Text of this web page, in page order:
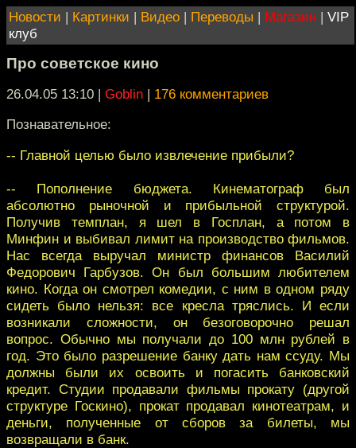
Новости | Картинки | Видео | Переводы | Магазин | VIP
клуб
Про советское кино
26.04.05 13:10 | Goblin | 176 комментариев
Познавательное:
-- Главной целью было извлечение прибыли?
-- Пополнение бюджета. Кинематограф был
абсолютно рыночной и прибыльной структурой.
Получив темплан, я шел в Госплан, а потом в
Минфин и выбивал лимит на производство фильмов.
Hас всегда выручал министр финансов Василий
Федорович Гарбузов. Он был большим любителем
кино. Когда он смотрел комедии, с ним в одном ряду
сидеть было нельзя: все кресла тряслись. И если
возникали сложности, он безоговорочно решал
вопрос. Обычно мы получали до 100 млн рублей в
год. Это было разрешение банку дать нам ссуду. Мы
должны были их освоить и погасить банковский
кредит. Студии продавали фильмы прокату (другой
структуре Госкино), прокат продавал кинотеатрам, и
деньги, полученные от сборов за билеты, мы
возвращали в банк.